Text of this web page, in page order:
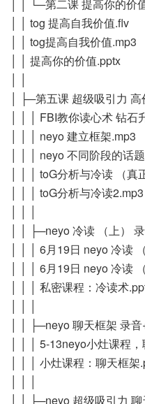
│ │ └─第二课 提高你的价
│ │ tog 提高自我价值.flv
│ │ tog提高自我价值.mp3
│ │ 提高你的价值.pptx
│ ├─第五课 超级吸引力
│ │ │ FBI教你读心术 钻石
│ │ │ neyo 建立框架.mp3
│ │ │ neyo 不同阶段的话
│ │ │ toG分析与冷读 （真
│ │ │ toG分析与冷读2.mp3
│ │ ├─neyo 冷读 （上）
│ │ │ 6月19日 neyo 冷读
│ │ │ 6月19日 neyo 冷读
│ │ │ 私密课程：冷读术
│ │ ├─neyo 聊天框架 录
│ │ │ 5-13neyo小灶课程
│ │ │ 小灶课程：聊天框架
│ │ ├─neyo 超级吸引力